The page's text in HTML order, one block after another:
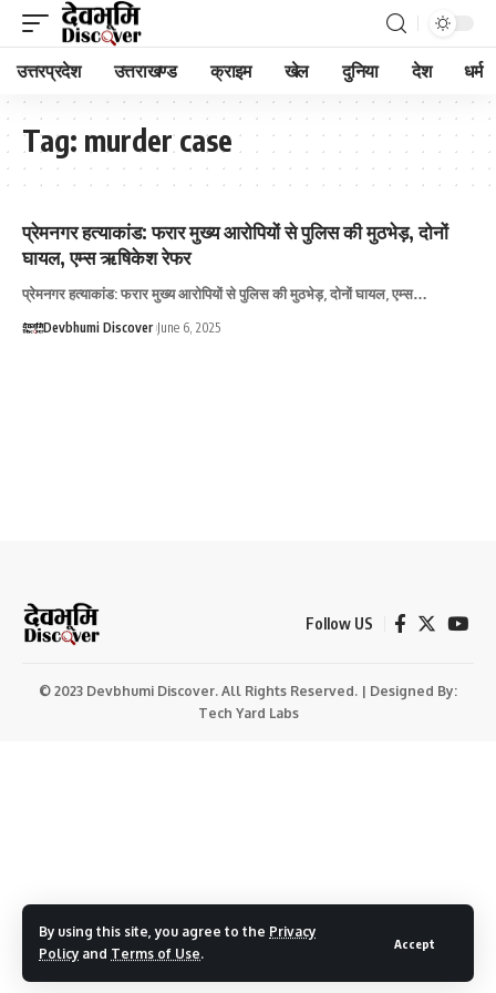
By using this site, you agree to the Privacy
Policy and Terms of Use.
Accept
उत्तरप्रदेश उत्तराखण्ड क्राइम खेल दुनिया देश धर्म
Tag: murder case
प्रेमनगर हत्याकांड: फरार मुख्य आरोपियों से पुलिस की मुठभेड़, दोनों
घायल, एम्स ऋषिकेश रेफर
प्रेमनगर हत्याकांड: फरार मुख्य आरोपियों से पुलिस की मुठभेड़, दोनों घायल, एम्स…
Devbhumi Discover June 6, 2025
Follow US
© 2023 Devbhumi Discover. All Rights Reserved. | Designed By:
Tech Yard Labs